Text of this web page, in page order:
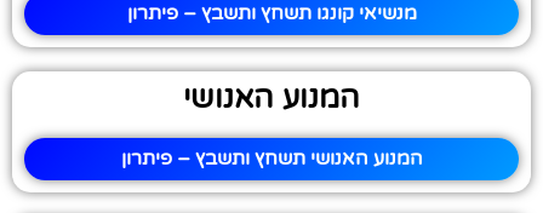
מנשיאי קונגו תשחץ ותשבץ – פיתרון
המנוע האנושי
המנוע האנושי תשחץ ותשבץ – פיתרון